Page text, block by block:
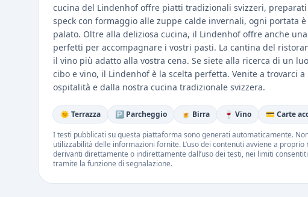
cucina del Lindenhof offre piatti tradizionali svizzeri,
speck con formaggio alle zuppe calde invernali, ogni portata
palato. Oltre alla deliziosa cucina, il Lindenhof offre anche
perfetti per accompagnare i vostri pasti. La cantina del
il vino più adatto alla vostra cena. Se siete alla ricerca di un
cibo e vino, il Lindenhof è la scelta perfetta. Venite a trovarci
ospitalità e dalla nostra cucina tradizionale svizzera.
🌞 Terrazza 🅿️ Parcheggio 🍺 Birra 🍷 Vino 💳 Carte
I testi pubblicati su questa piattaforma sono generati automaticamente.
utilizzabilità delle informazioni fornite. L’uso dei contenuti avviene a
derivanti direttamente o indirettamente dall’uso dei testi, nei limiti
tramite la funzione di segnalazione.